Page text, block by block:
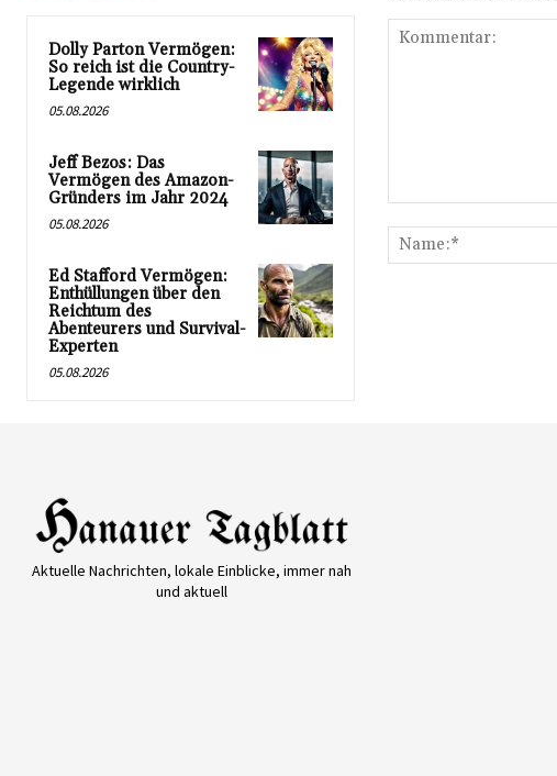
Dolly Parton Vermögen:
So reich ist die Country-
Legende wirklich
05.08.2026
Jeff Bezos: Das
Vermögen des Amazon-
Gründers im Jahr 2024
05.08.2026
Ed Stafford Vermögen:
Enthüllungen über den
Reichtum des
Abenteurers und Survival-
Experten
05.08.2026
Aktuelle Nachrichten, lokale Einblicke, immer nah
und aktuell